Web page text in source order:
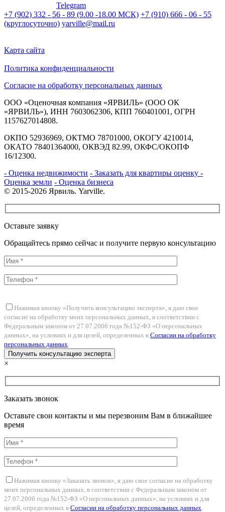
Telegram
+7 (902) 332 - 56 - 89 (9.00 -18.00 МСК) +7 (910) 666 - 06 - 55
(круглосуточно) yarville@mail.ru
Карта сайта
Политика конфиденциальности
Согласие на обработку персональных данных
ООО «Оценочная компания «ЯРВИЛЬ» (ООО ОК
«ЯРВИЛЬ»), ИНН 7603062306, КПП 760401001, ОГРН
1157627014808.
ОКПО 52936969, ОКТМО 78701000, ОКОГУ 4210014,
ОКАТО 78401364000, ОКВЭД 82.99, ОКФС/ОКОПФ
16/12300.
- Оценка недвижимости - Заказать для квартиры оценку -
Оценка земли - Оценка бизнеса
© 2015-2026 Ярвиль. Yarville.
Оставьте заявку
Обращайтесь прямо сейчас и получите первую консультацию
Нажимая кнопку «Получить консультацию эксперта», я даю свое
согласие на обработку моих персональных данных, в соответствии с
Федеральным законом от 27.07.2006 года №152-ФЗ «О персональных
данных», на условиях и для целей, определенных в Согласии на обработку
персональных данных.
×
Заказать звонок
Оставьте свои контакты и мы перезвоним Вам в ближайшее
время
Нажимая кнопку «Заказать звонок», я даю свое согласие на обработку
моих персональных данных, в соответствии с Федеральным законом от
27.07.2006 года №152-ФЗ «О персональных данных», на условиях и для
целей, определенных в Согласии на обработку персональных данных.